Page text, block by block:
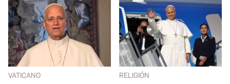
VATICANO RELIGIÓN